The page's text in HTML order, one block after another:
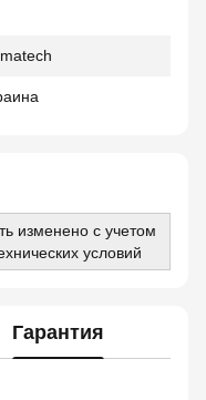
изменено с учетом
условий
Гарантия